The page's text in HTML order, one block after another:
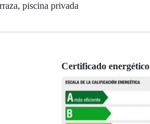
piscina privada
Certificado energético